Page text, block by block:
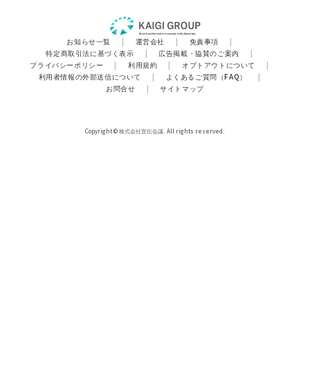
お知らせ一覧 | 運営会社 | 免責事項
|
特定商取引法に基づく表示
| 広告掲載・協賛のご案内
|
プライバシーポリシー
| 利用規約 | オプトアウトについて
|
利用者情報の外部送信について
| よくあるご質問（FAQ）
|
お問合せ
| サイトマップ
Copyright © 株式会社宣伝会議. All rights reserved.